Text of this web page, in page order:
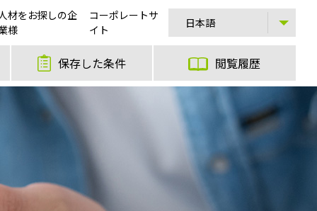
材をお探しの企
様
コーポレートサ
イト
保存した条件 閲覧履歴